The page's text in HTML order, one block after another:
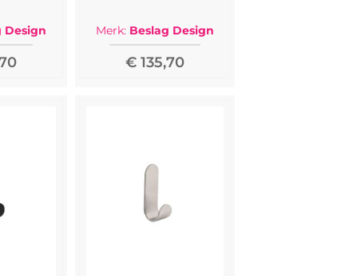
Design Merk: Beslag Design
€ 135,70